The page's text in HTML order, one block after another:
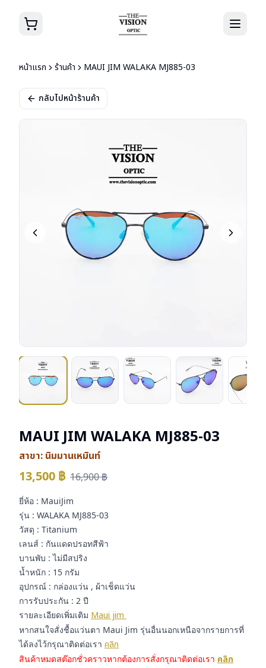
หน้าแรก ร้านค้า MAUI JIM WALAKA MJ885-03
กลับไปหน้าร้านค้า
MAUI JIM WALAKA MJ885-03
สาขา: นิมมานเหมินท์
13,500 ฿ 16,900฿
ยี่ห้อ : MauiJim
รุ่น : WALAKA MJ885-03
วัสดุ : Titanium
เลนส์ : กันแดดปรอทสีฟ้า
บานพับ : ไม่มีสปริง
น้ำหนัก : 15 กรัม
อุปกรณ์ : กล่องแว่น , ผ้าเช็ดแว่น
การรับประกัน : 2 ปี
รายละเอียดเพิ่มเติม Maui jim
หากสนใจสั่งชื้อแว่นตา Maui Jim รุ่นอื่นนอกเหนือจากรายการที่
ได้ลงไว้กรุณาติดต่อเรา คลิก
สินค้าหมดสต๊อกชั่วคราวหากต้องการสั่งกรุณาติดต่อเรา คลิก